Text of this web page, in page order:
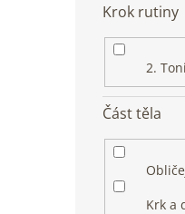
Krok rutiny
2.
Část těla
Krk a